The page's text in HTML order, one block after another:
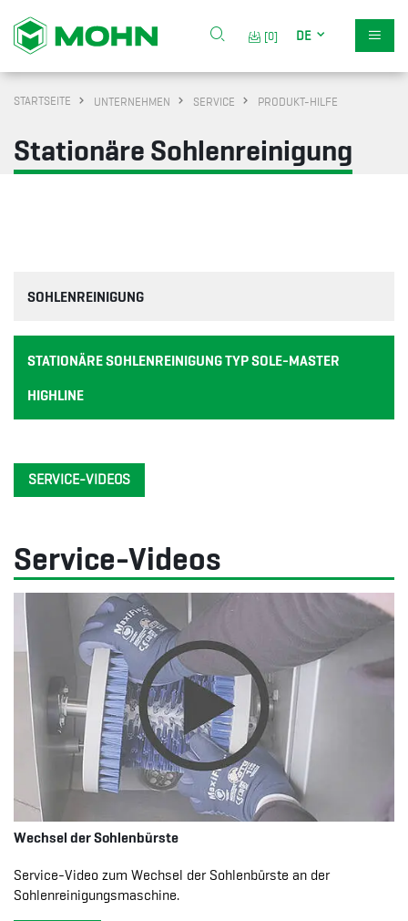
[0] DE
STARTSEITE UNTERNEHMEN SERVICE PRODUKT-HILFE
Stationäre Sohlenreinigung
SOHLENREINIGUNG
STATIONÄRE SOHLENREINIGUNG TYP SOLE-MASTER
HIGHLINE
SERVICE-VIDEOS
Service-Videos
Wechsel der Sohlenbürste
Service-Video zum Wechsel der Sohlenbürste an der
Sohlenreinigungsmaschine.